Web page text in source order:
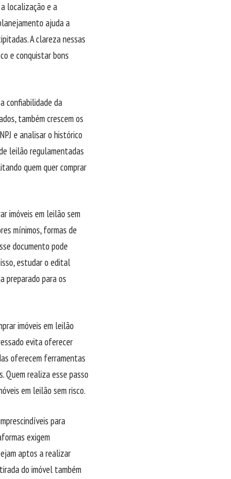
localização e a
ajuda a
A clareza nessas
e conquistar bons
confiabilidade da
também crescem os
e analisar o histórico
leilão regulamentadas
quem quer comprar
imóveis em leilão sem
mínimos, formas de
documento pode
estudar o edital
preparado para os
imóveis em leilão
evita oferecer
oferecem ferramentas
Quem realiza esse passo
em leilão sem risco.
para
exigem
aptos a realizar
do imóvel também